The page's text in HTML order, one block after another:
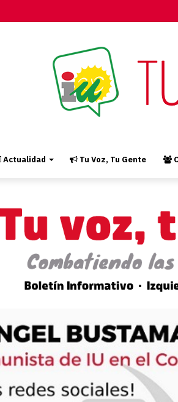
Actualidad Tu Voz, Tu Gente